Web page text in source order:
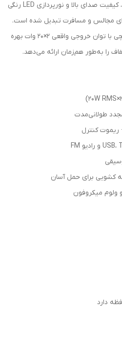
Sing‑e است که با طراحی جذاب، کیفیت صدای بالا و نورپردازی LED رنگی
مجالس و مسافرت تبدیل شده است.
این دستگاه از دو بلندگوی 8 اینچی با توان خروجی واقعی 2×20 وات بهره‌
را به‌طور هم‌زمان ارائه می‌دهد.
طولانی‌مدت
کنترل
کشویی برای حمل آسان
دارد